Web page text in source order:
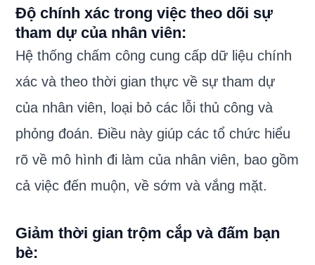
Độ chính xác trong việc theo dõi sự
tham dự của nhân viên:
Hệ thống chấm công cung cấp dữ liệu chính
xác và theo thời gian thực về sự tham dự
của nhân viên, loại bỏ các lỗi thủ công và
phỏng đoán. Điều này giúp các tổ chức hiểu
rõ về mô hình đi làm của nhân viên, bao gồm
cả việc đến muộn, về sớm và vắng mặt.
Giảm thời gian trộm cắp và đấm bạn
bè: